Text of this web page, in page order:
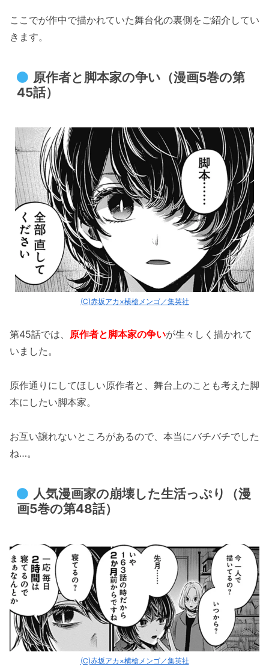
ここでが作中で描かれていた舞台化の裏側をご紹介してい
きます。
原作者と脚本家の争い（漫画5巻の第
45話）
(C)赤坂アカ×横槍メンゴ／集英社
第45話では、 原作者と脚本家の争いが生々しく描かれて
いました。
原作通りにしてほしい原作者と、舞台上のことも考えた脚
本にしたい脚本家。
お互い譲れないところがあるので、本当にバチバチでした
ね…。
人気漫画家の崩壊した生活っぷり（漫
画5巻の第48話）
(C)赤坂アカ×横槍メンゴ／集英社